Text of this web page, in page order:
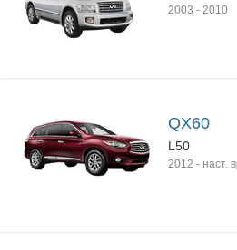
2003 - 2010
QX60
L50
2012 - наст.